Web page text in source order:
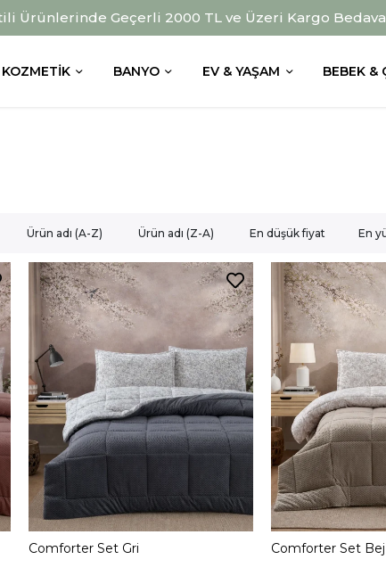
Ürünlerinde Geçerli 2000 TL ve Üzeri Kargo Bedava
KOZMETIK BANYO EV & YAŞAM BEBEK &
Ürün adı (A-Z) Ürün adı (Z-A) En düşük fiyat En
Comforter Set Gri Comforter Set Bej